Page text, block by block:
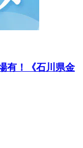
有！《石川県金